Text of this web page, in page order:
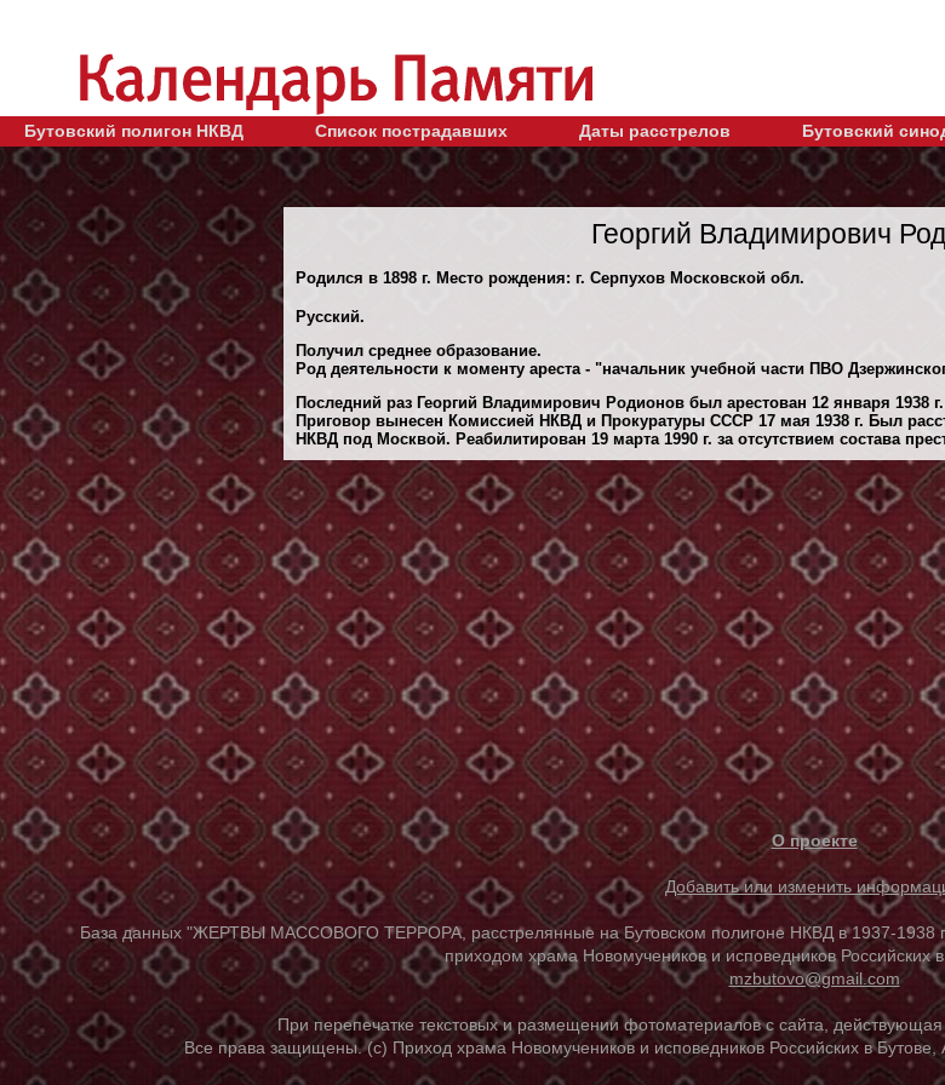
Бутовский полигон НКВД Список пострадавших Даты расстрелов Бутовский
Георгий Владимирович
Родился в 1898 г. Место рождения: г. Серпухов Московской обл.
Русский.
Получил среднее образование.
Род деятельности к моменту ареста - "начальник учебной части ПВО
Последний раз Георгий Владимирович Родионов был арестован 12 января 1938 г.
Приговор вынесен Комиссией НКВД и Прокуратуры СССР 17 мая 1938 г. Был
НКВД под Москвой. Реабилитирован 19 марта 1990 г. за отсутствием состава
О проекте
Добавить или изменить
База данных "ЖЕРТВЫ МАССОВОГО ТЕРРОРА, расстрелянные на Бутовском полигоне НКВД в 1937-1938
приходом храма Новомучеников и исповедников Российских
mzbutovo@gmail.com
При перепечатке текстовых и размещении фотоматериалов с сайта,
Все права защищены. (с) Приход храма Новомучеников и исповедников Российских в